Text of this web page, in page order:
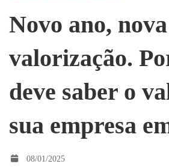
ano,
nova
valorização.
Porque
Novo ano, nova
valorização.
deve saber o
sua empresa
08/01/2025